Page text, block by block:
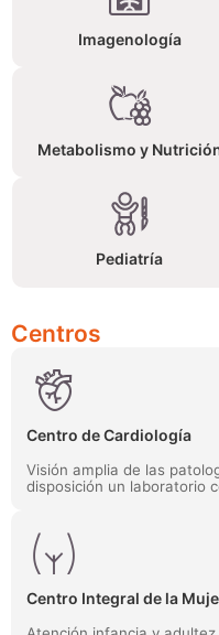
Imagenología
Metabolismo y
Pediatría
Centros
Centro de Cardiología
Visión amplia de las
disposición un laboratorio
Centro Integral de la